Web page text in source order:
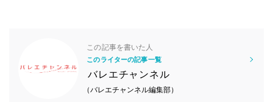
この記事を書いた人
このライターの記事一覧
バレエチャンネル
（バレエチャンネル編集部）